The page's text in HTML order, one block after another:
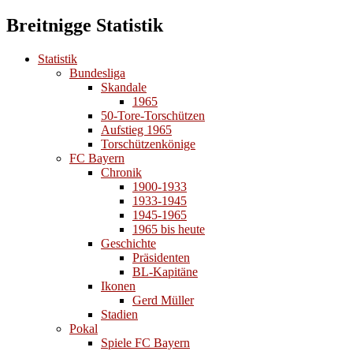
Breitnigge Statistik
Statistik
Bundesliga
Skandale
1965
50-Tore-Torschützen
Aufstieg 1965
Torschützenkönige
FC Bayern
Chronik
1900-1933
1933-1945
1945-1965
1965 bis heute
Geschichte
Präsidenten
BL-Kapitäne
Ikonen
Gerd Müller
Stadien
Pokal
Spiele FC Bayern